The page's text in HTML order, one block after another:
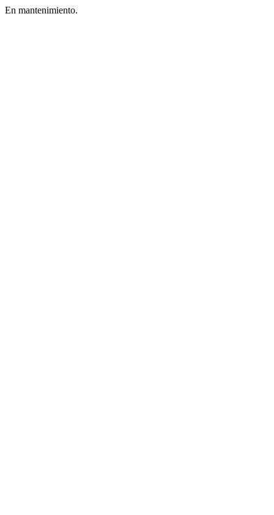
En mantenimiento.